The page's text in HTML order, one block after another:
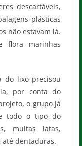
descartáveis,
plásticas
não estavam lá.
flora marinhas
do lixo precisou
por conta do
o grupo já
todo o tipo do
muitas latas,
até dentaduras.